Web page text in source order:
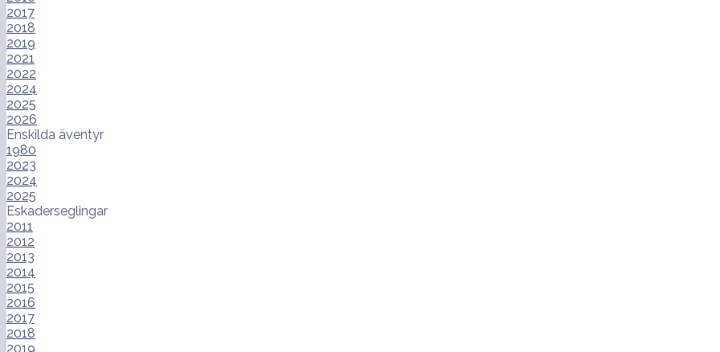
2017
2018
2019
2021
2022
2024
2025
2026
Enskilda äventyr
1980
2023
2024
2025
Eskaderseglingar
2011
2012
2013
2014
2015
2016
2017
2018
2019